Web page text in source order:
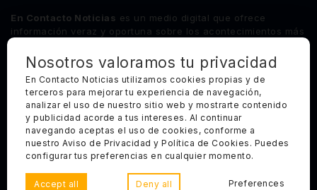
Querétaro
En Contacto Noticias es un medio digital que ofrece
información veraz y oportuna sobre los acontecimientos más
principales sucesos nacionales e internacionales.
Síguenos
Categorías Principales
Otros Enlaces
Copyright 2025, Todos los derechos reservados. En Contacto
Nosotros valoramos tu privacidad
En Contacto Noticias utilizamos cookies propias y de
terceros para mejorar tu experiencia de navegación,
analizar el uso de nuestro sitio web y mostrarte contenido
y publicidad acorde a tus intereses. Al continuar
navegando aceptas el uso de cookies, conforme a
nuestro Aviso de Privacidad y Política de Cookies. Puedes
configurar tus preferencias en cualquier momento.
Accept all Deny all Preferences